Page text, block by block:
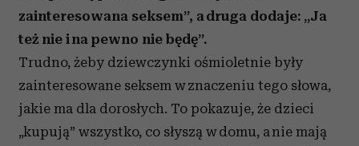
zainteresowana seksem”, a druga dodaje: „Ja
też nie i na pewno nie będę”.
Trudno, żeby dziewczynki ośmioletnie były
zainteresowane seksem w znaczeniu tego słowa,
jakie ma dla dorosłych. To pokazuje, że dzieci
„kupują” wszystko, co słyszą w domu, a nie mają